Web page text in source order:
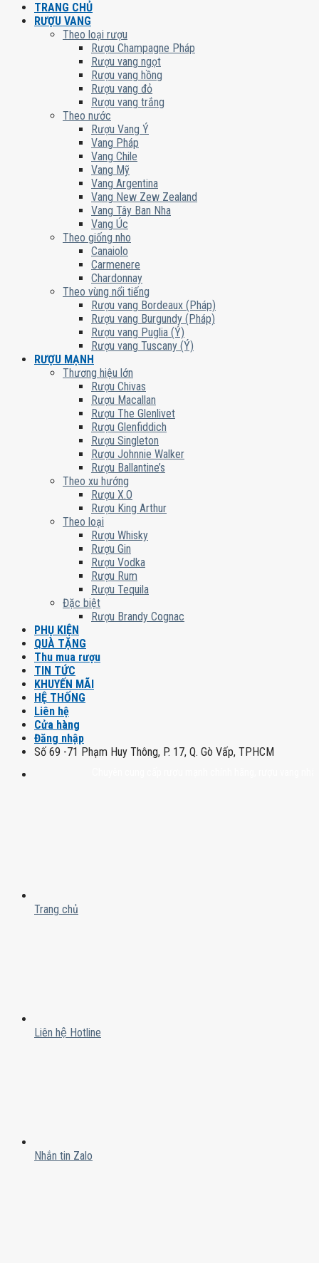
TRANG CHỦ
RƯỢU VANG
Theo loại rượu
Rượu Champagne Pháp
Rượu vang ngọt
Rượu vang hồng
Rượu vang đỏ
Rượu vang trắng
Theo nước
Rượu Vang Ý
Vang Pháp
Vang Chile
Vang Mỹ
Vang Argentina
Vang New Zew Zealand
Vang Tây Ban Nha
Vang Úc
Theo giống nho
Canaiolo
Carmenere
Chardonnay
Theo vùng nổi tiếng
Rượu vang Bordeaux (Pháp)
Rượu vang Burgundy (Pháp)
Rượu vang Puglia (Ý)
Rượu vang Tuscany (Ý)
RƯỢU MẠNH
Thương hiệu lớn
Rượu Chivas
Rượu Macallan
Rượu The Glenlivet
Rượu Glenfiddich
Rượu Singleton
Rượu Johnnie Walker
Rượu Ballantine’s
Theo xu hướng
Rượu X.O
Rượu King Arthur
Theo loại
Rượu Whisky
Rượu Gin
Rượu Vodka
Rượu Rum
Rượu Tequila
Đặc biệt
Rượu Brandy Cognac
PHỤ KIỆN
QUÀ TẶNG
Thu mua rượu
TIN TỨC
KHUYẾN MÃI
HỆ THỐNG
Liên hệ
Cửa hàng
Đăng nhập
Số 69 -71 Phạm Huy Thông, P. 17, Q. Gò Vấp, TPHCM
Trang chủ
Liên hệ Hotline
Nhắn tin Zalo